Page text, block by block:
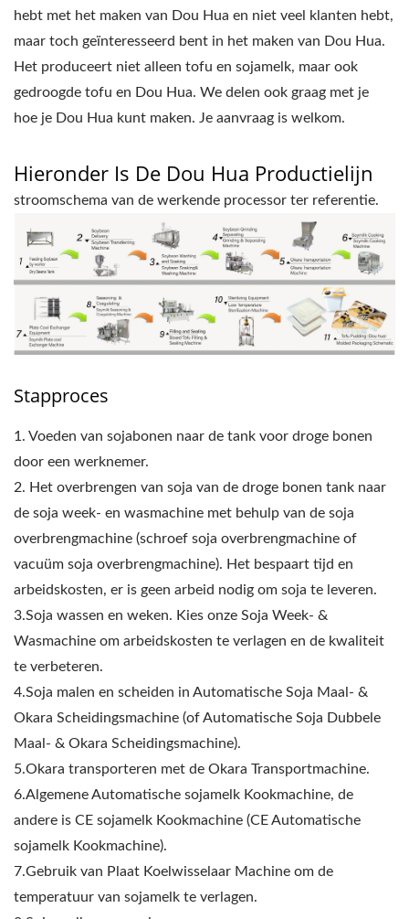
hebt met het maken van Dou Hua en niet veel klanten hebt,
maar toch geïnteresseerd bent in het maken van Dou Hua.
Het produceert niet alleen tofu en sojamelk, maar ook
gedroogde tofu en Dou Hua. We delen ook graag met je
hoe je Dou Hua kunt maken. Je aanvraag is welkom.
Hieronder Is De Dou Hua Productielijn
stroomschema van de werkende processor ter referentie.
Stapproces
1. Voeden van sojabonen naar de tank voor droge bonen
door een werknemer.
2. Het overbrengen van soja van de droge bonen tank naar
de soja week- en wasmachine met behulp van de soja
overbrengmachine (schroef soja overbrengmachine of
vacuüm soja overbrengmachine). Het bespaart tijd en
arbeidskosten, er is geen arbeid nodig om soja te leveren.
3.Soja wassen en weken. Kies onze Soja Week- &
Wasmachine om arbeidskosten te verlagen en de kwaliteit
te verbeteren.
4.Soja malen en scheiden in Automatische Soja Maal- &
Okara Scheidingsmachine (of Automatische Soja Dubbele
Maal- & Okara Scheidingsmachine).
5.Okara transporteren met de Okara Transportmachine.
6.Algemene Automatische sojamelk Kookmachine, de
andere is CE sojamelk Kookmachine (CE Automatische
sojamelk Kookmachine).
7.Gebruik van Plaat Koelwisselaar Machine om de
temperatuur van sojamelk te verlagen.